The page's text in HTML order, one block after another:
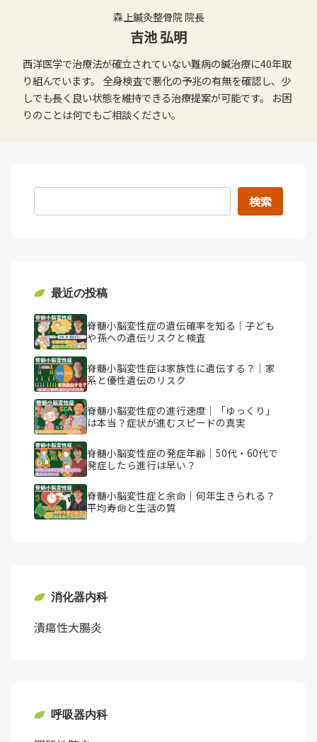
森上鍼灸整骨院 院長
吉池 弘明
西洋医学で治療法が確立されていない難病の鍼治療に40年取
り組んでいます。 全身検査で悪化の予兆の有無を確認し、少
しでも長く良い状態を維持できる治療提案が可能です。 お困
りのことは何でもご相談ください。
検索
最近の投稿
脊髄小脳変性症の遺伝確率を知る｜子ども
や孫への遺伝リスクと検査
脊髄小脳変性症は家族性に遺伝する？｜家
系と優性遺伝のリスク
脊髄小脳変性症の進行速度｜「ゆっくり」
は本当？症状が進むスピードの真実
脊髄小脳変性症の発症年齢｜50代・60代で
発症したら進行は早い？
脊髄小脳変性症と余命｜何年生きられる？
平均寿命と生活の質
消化器内科
潰瘍性大腸炎
呼吸器内科